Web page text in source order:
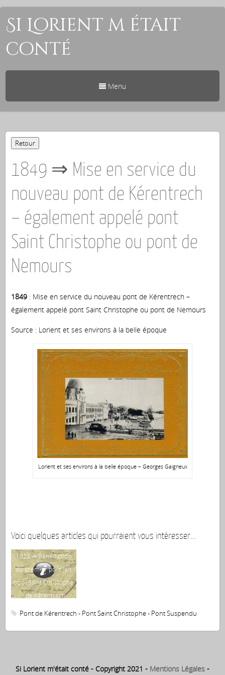
Si Lorient m était
conté
Menu
1849 ⇒ Mise en service du
nouveau pont de Kérentrech
– également appelé pont
Saint Christophe ou pont de
Nemours
1849: Mise en service du nouveau pont de Kérentrech –
également appelé pont Saint Christophe ou pont de Nemours
Source : Lorient et ses environs à la belle époque
Lorient et ses environs à la belle époque – Georges Gaigneux
Voici quelques articles qui pourraient vous intéresser...
1822 ⇒ Bénédiction
du premier pont (en
bois) Saint Christophe
/ de Kérentrech
Pont de Kérentrech - Pont Saint Christophe - Pont Suspendu
Si Lorient m'était conté - Copyright 2021 - Mentions Légales -